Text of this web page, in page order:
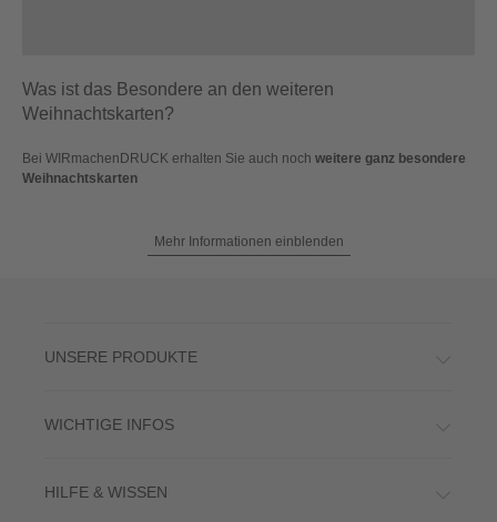
Was ist das Besondere an den weiteren
Weihnachtskarten?
Bei WIRmachenDRUCK erhalten Sie auch noch weitere ganz besondere
Weihnachtskarten
Mehr Informationen einblenden
UNSERE PRODUKTE
WICHTIGE INFOS
HILFE & WISSEN